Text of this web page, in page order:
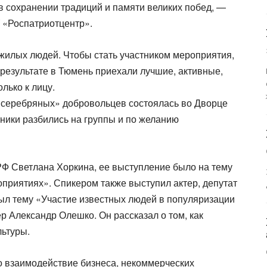
сохранении традиций и памяти великих побед, —
людей. Чтобы стать участником мероприятия,
в Тюмень приехали лучшие, активные,
к лицу.
добровольцев состоялась во Дворце
разбились на группы и по желанию
Светлана Хоркина, ее выступление было на тему
Спикером также выступил актер, депутат
«Участие известных людей в популяризации
Александр Олешко. Он рассказал о том, как
бизнеса, некоммерческих